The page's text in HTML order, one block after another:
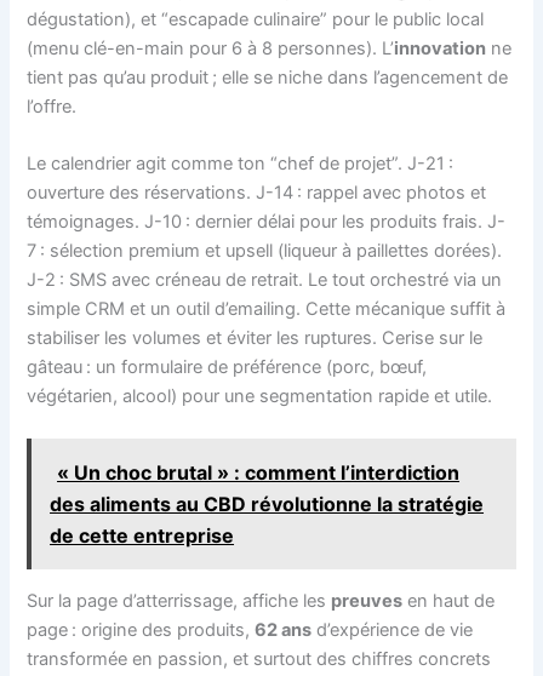
dégustation), et “escapade culinaire” pour le public local
(menu clé-en-main pour 6 à 8 personnes). L’innovation ne
tient pas qu’au produit ; elle se niche dans l’agencement de
l’offre.
Le calendrier agit comme ton “chef de projet”. J-21 :
ouverture des réservations. J-14 : rappel avec photos et
témoignages. J-10 : dernier délai pour les produits frais. J-
7 : sélection premium et upsell (liqueur à paillettes dorées).
J-2 : SMS avec créneau de retrait. Le tout orchestré via un
simple CRM et un outil d’emailing. Cette mécanique suffit à
stabiliser les volumes et éviter les ruptures. Cerise sur le
gâteau : un formulaire de préférence (porc, bœuf,
végétarien, alcool) pour une segmentation rapide et utile.
« Un choc brutal » : comment l’interdiction
des aliments au CBD révolutionne la stratégie
de cette entreprise
Sur la page d’atterrissage, affiche les preuves en haut de
page : origine des produits,62 ans d’expérience de vie
transformée en passion, et surtout des chiffres concrets